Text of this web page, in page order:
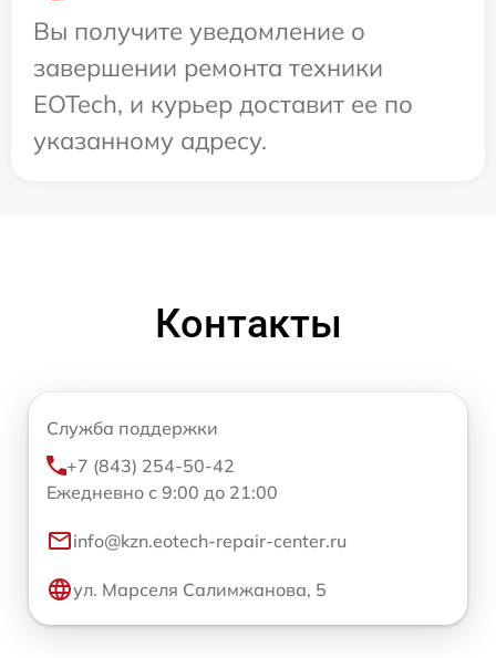
Вы получите уведомление о
завершении ремонта техники
EOTech, и курьер доставит ее по
указанному адресу.
Контакты
Служба поддержки
+7 (843) 254-50-42
Ежедневно с 9:00 до 21:00
info@kzn.eotech-repair-center.ru
ул. Марселя Салимжанова, 5